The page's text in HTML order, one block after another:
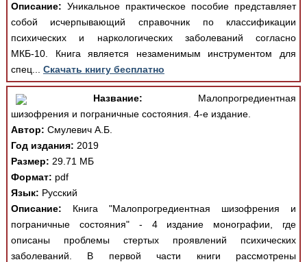
Описание: Уникальное практическое пособие представляет
собой исчерпывающий справочник по классификации
психических и наркологических заболеваний согласно
МКБ-10. Книга является незаменимым инструментом для
спец... Скачать книгу бесплатно
Название: Малопрогредиентная
шизофрения и пограничные состояния. 4-е издание.
Автор: Смулевич А.Б.
Год издания: 2019
Размер: 29.71 МБ
Формат: pdf
Язык: Русский
Описание: Книга "Малопрогредиентная шизофрения и
пограничные состояния" - 4 издание монографии, где
описаны проблемы стертых проявлений психических
заболеваний. В первой части книги рассмотрены